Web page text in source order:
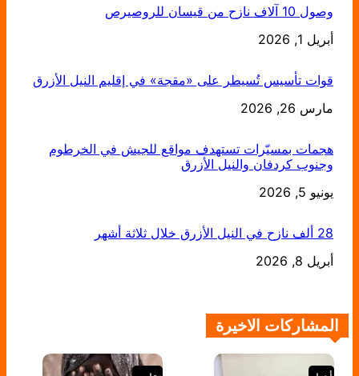
وصول 10 آلاف نازح من قيسان للروصيرص
التاريخ
أبريل 1, 2026
قوات تأسيس تُسيطر على «مقجة» في إقليم النيل الأزرق
التاريخ
مارس 26, 2026
هجمات بمسيّرات تستهدف مواقع للجيش في الخرطوم
وجنوب كردفان والنيل الأزرق
التاريخ
يونيو 5, 2026
28 ألف نازح في النيل الأزرق خلال ثلاثة أشهر
التاريخ
أبريل 8, 2026
المشاركات الاخيرة